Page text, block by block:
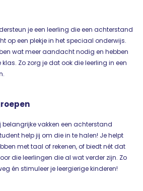
je een leerling die een achterstand
op een plekje in het speciaal onderwijs.
wat meer aandacht nodig en hebben
Zo zorg je dat ook die leerling in een
belangrijke vakken een achterstand
help jij om die in te halen! Je helpt
met taal of rekenen, of biedt nét dat
die leerlingen die al wat verder zijn. Zo
én stimuleer je leergierige kinderen!